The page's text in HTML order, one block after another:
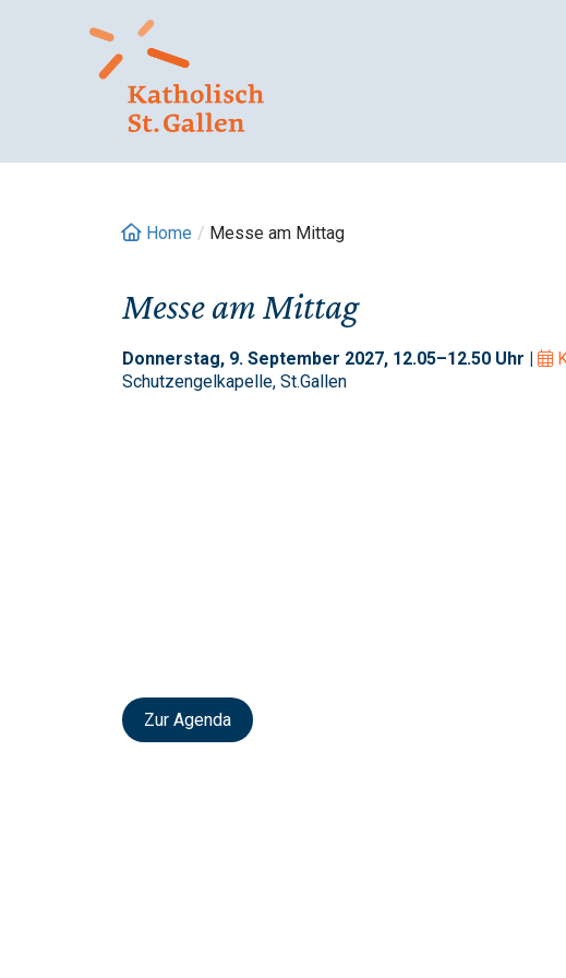
Home / Messe am Mittag
Messe am Mittag
Donnerstag, 9. September 2027, 12.05–12.50 Uhr |
Schutzengelkapelle, St.Gallen
Zur Agenda